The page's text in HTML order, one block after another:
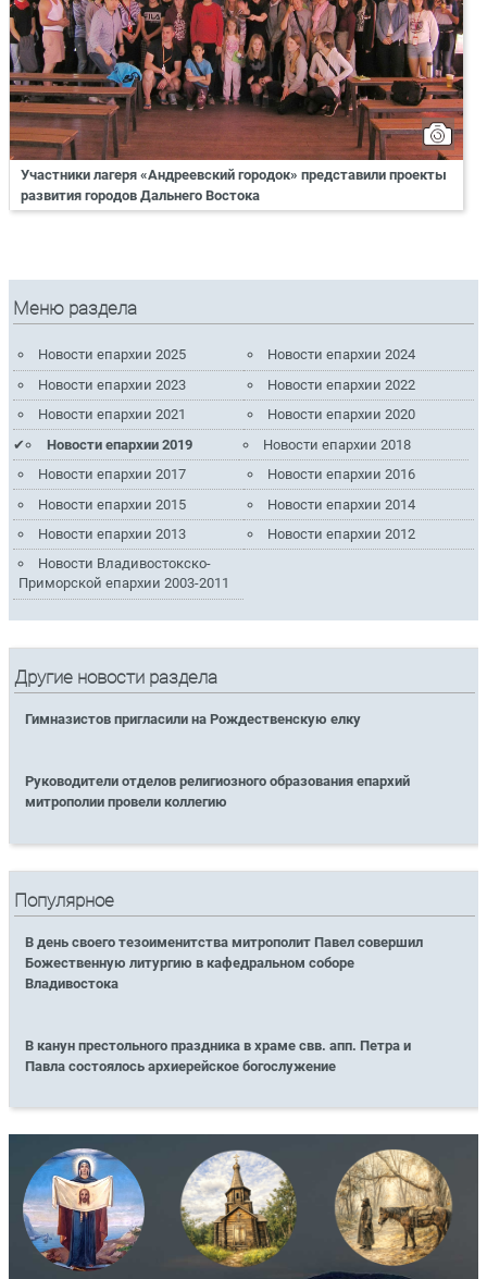
Участники лагеря «Андреевский городок» представили проекты
развития городов Дальнего Востока
Меню раздела
Новости епархии 2025
Новости епархии 2024
Новости епархии 2023
Новости епархии 2022
Новости епархии 2021
Новости епархии 2020
Новости епархии 2019
Новости епархии 2018
Новости епархии 2017
Новости епархии 2016
Новости епархии 2015
Новости епархии 2014
Новости епархии 2013
Новости епархии 2012
Новости Владивостокско-
Приморской епархии 2003-2011
Другие новости раздела
Гимназистов пригласили на Рождественскую елку
Руководители отделов религиозного образования епархий
митрополии провели коллегию
Популярное
В день своего тезоименитства митрополит Павел совершил
Божественную литургию в кафедральном соборе
Владивостока
В канун престольного праздника в храме свв. апп. Петра и
Павла состоялось архиерейское богослужение